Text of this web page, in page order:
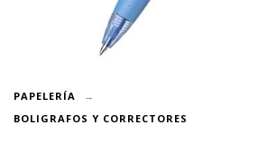
PAPELERÍA
BOLIGRAFOS Y CORRECTORES